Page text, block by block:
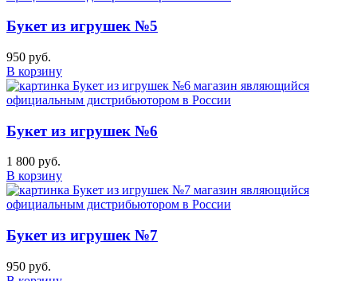
Букет из игрушек №5
950 руб.
В корзину
Букет из игрушек №6
1 800 руб.
В корзину
Букет из игрушек №7
950 руб.